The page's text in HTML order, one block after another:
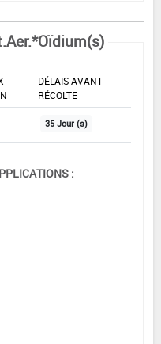
DÉLAIS AVANT
RÉCOLTE
35 Jour (s)
: